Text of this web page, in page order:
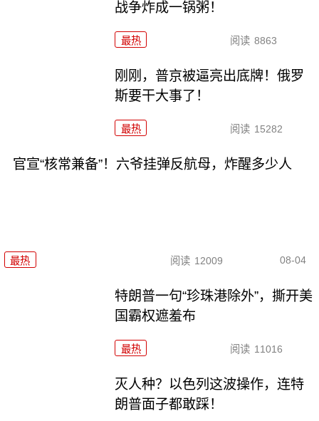
战争炸成一锅粥！
最热 阅读 8863
刚刚，普京被逼亮出底牌！俄罗
斯要干大事了！
最热 阅读 15282
官宣“核常兼备”！六爷挂弹反航母，炸醒多少人
最热 阅读 12009 08-04
特朗普一句“珍珠港除外”，撕开美
国霸权遮羞布
最热 阅读 11016
灭人种？以色列这波操作，连特
朗普面子都敢踩！